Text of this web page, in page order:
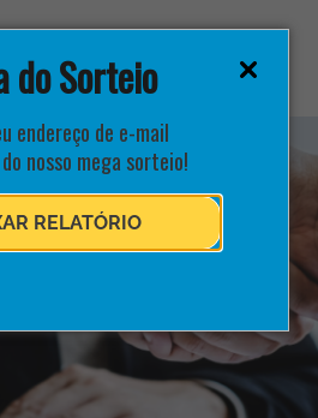
do Sorteio
endereço de e-mail
nosso mega sorteio!
RELATÓRIO